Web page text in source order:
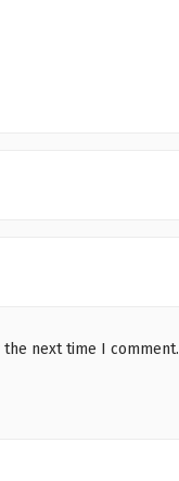
next time I comment.